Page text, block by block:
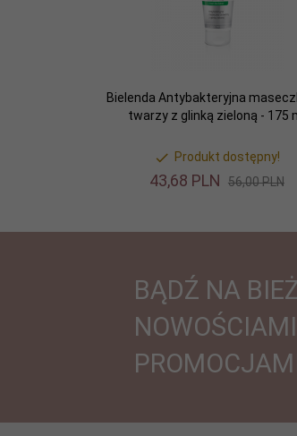
Bielenda Antybakteryjna
twarzy z glinką zieloną - 175
Produkt dostępny!
43,68 PLN 56,00 PLN
BĄDŹ NA